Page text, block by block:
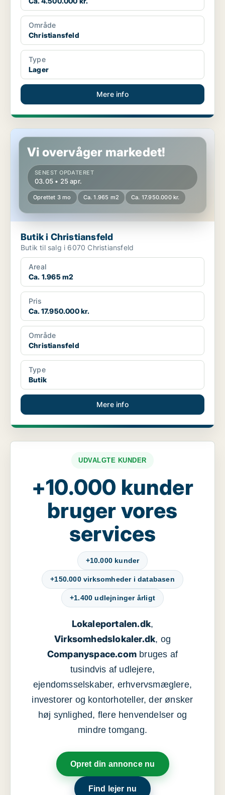
Område
Christiansfeld
Type
Lager
Mere info
Butik i Christiansfeld
Vi overvåger markedet!
SENEST OPDATERET
03.05 • 25 apr.
Oprettet 3 mo Ca. 1.965 m2 Ca. 17.950.000 kr.
Butik i Christiansfeld
Butik til salg i 6070 Christiansfeld
Areal
Ca. 1.965 m2
Pris
Ca. 17.950.000 kr.
Område
Christiansfeld
Type
Butik
Mere info
UDVALGTE KUNDER
+10.000 kunder
bruger vores
services
+10.000 kunder
+150.000 virksomheder i databasen
+1.400 udlejninger årligt
Lokaleportalen.dk,
Virksomhedslokaler.dk, og
Companyspace.com bruges af
tusindvis af udlejere,
ejendomsselskaber, erhvervsmæglere,
investorer og kontorhoteller, der ønsker
høj synlighed, flere henvendelser og
mindre tomgang.
Opret din annonce nu
Find lejer nu